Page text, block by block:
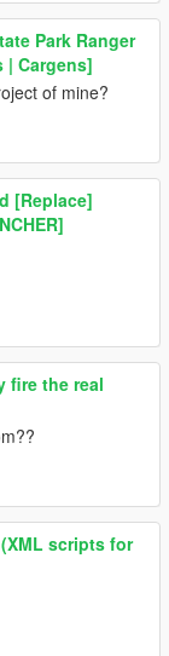
Park Ranger
| Cargens]
of mine?
[Replace]
fire the real
scripts for